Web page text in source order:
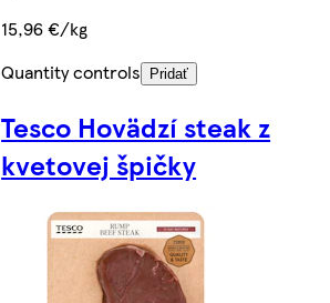
15,96 €/kg
Quantity controls
Pridať
Tesco Hovädzí steak z
kvetovej špičky